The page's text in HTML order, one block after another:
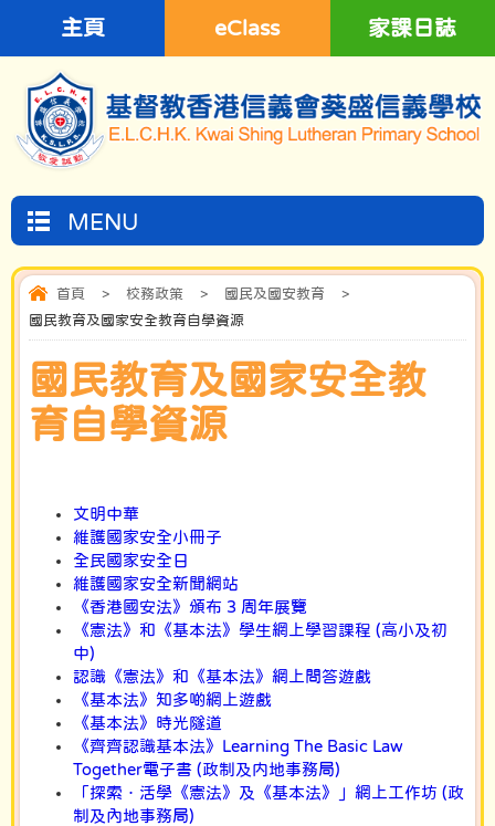
主頁 eClass 家課日誌
MENU
首頁 > 校務政策 > 國民及國安教育
>
國民教育及國家安全教育自學資源
國民教育及國家安全教
育自學資源
文明中華
維護國家安全小冊子
全民國家安全日
維護國家安全新聞網站
《香港國安法》頒布 3 周年展覽
《憲法》和《基本法》學生網上學習課程 (高小及初
中)
認識《憲法》和《基本法》網上問答遊戲
《基本法》知多啲網上遊戲
《基本法》時光隧道
《齊齊認識基本法》 Learning The Basic Law
Together電子書 (政制及内地事務局)
「探索．活學《憲法》及《基本法》」網上工作坊 (政
制及內地事務局)